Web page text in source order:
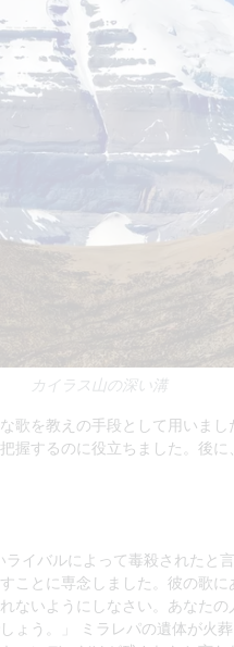
カイラス山の深い溝
歌を教えの手段として用いま
握するのに役立ちました。後
イバルによって毒殺されたと
ことに専念しました。彼の歌
ないようにしなさい。あなた
ょう。」 ミラレパの遺体が火